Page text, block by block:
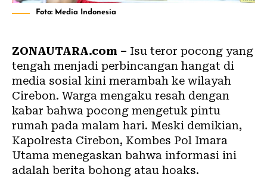
Foto: Media Indonesia
ZONAUTARA.com – Isu teror pocong yang
tengah menjadi perbincangan hangat di
media sosial kini merambah ke wilayah
Cirebon. Warga mengaku resah dengan
kabar bahwa pocong mengetuk pintu
rumah pada malam hari. Meski demikian,
Kapolresta Cirebon, Kombes Pol Imara
Utama menegaskan bahwa informasi ini
adalah berita bohong atau hoaks.